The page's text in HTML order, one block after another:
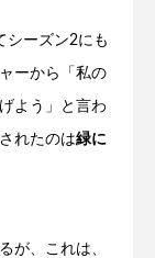
シーズン2にも
ーから「私の
よう」と言わ
れたのは緑に
が、これは、